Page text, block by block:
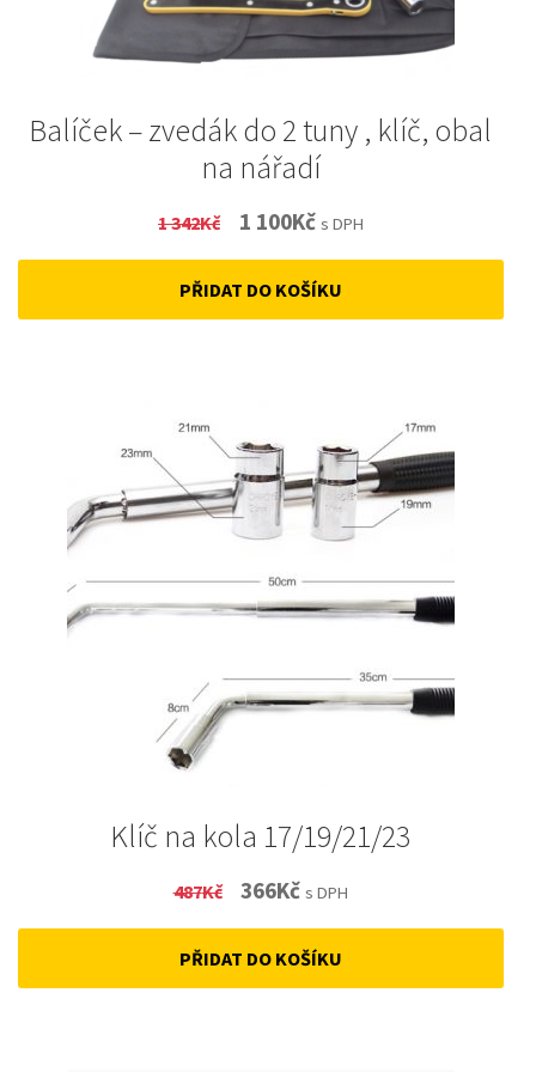
Balíček – zvedák do 2 tuny , klíč, obal
na nářadí
1 342Kč
Original
price
was:
1 100KčCurrent
price
is:
s DPH
PŘIDAT DO KOŠÍKU
Klíč na kola 17/19/21/23
487Kč
Original
price
was:
366KčCurrent
price
is:
s DPH
PŘIDAT DO KOŠÍKU